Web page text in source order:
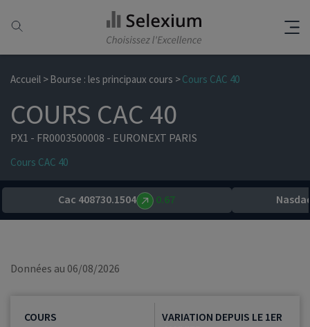
Accueil Bourse : les principaux cours Cours CAC 40
COURS CAC 40
PX1 - FR0003500008 - EURONEXT PARIS
Cours CAC 40
Cac 408730.1504 0.67
Données au 06/08/2026
COURS
VARIATION DEPUIS LE 1ER